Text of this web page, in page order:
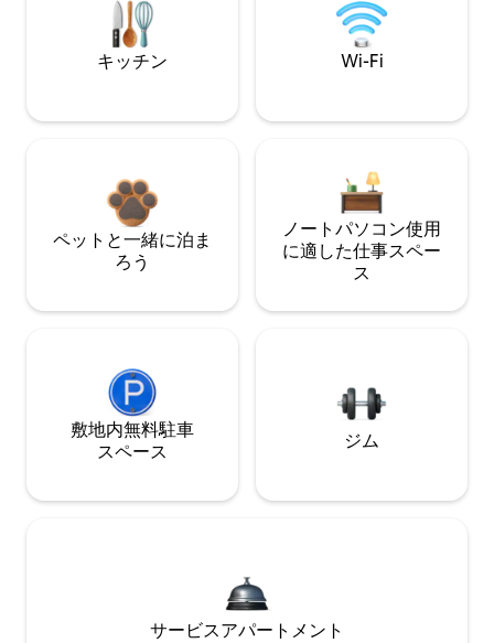
キッチン Wi-Fi
ペットと一緒に泊ま
ろう
ノートパソコン使用
に適した仕事スペー
ス
敷地内無料駐⁠車
ス⁠ペ⁠ー⁠ス
ジム
サービスアパートメント